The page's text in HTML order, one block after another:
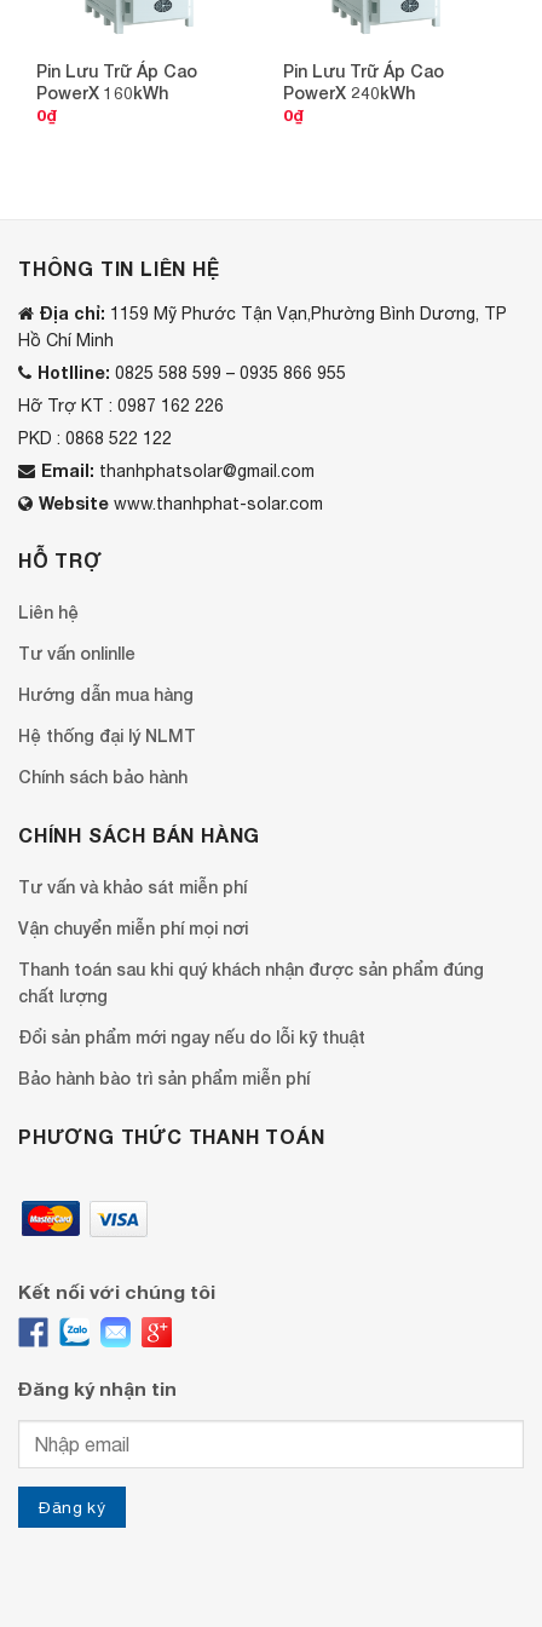
Pin Lưu Trữ Áp Cao
PowerX 160kWh
0₫
Pin Lưu Trữ Áp Cao
PowerX 240kWh
0₫
THÔNG TIN LIÊN HỆ
Địa chỉ: 1159 Mỹ Phước Tận Vạn,Phường Bình Dương, TP
Hồ Chí Minh
Hotlline: 0825 588 599 – 0935 866 955
Hỡ Trợ KT : 0987 162 226
PKD : 0868 522 122
Email: thanhphatsolar@gmail.com
Website www.thanhphat-solar.com
HỖ TRỢ
Liên hệ
Tư vấn onlinlle
Hướng dẫn mua hàng
Hệ thống đại lý NLMT
Chính sách bảo hành
CHÍNH SÁCH BÁN HÀNG
Tư vấn và khảo sát miễn phí
Vận chuyển miễn phí mọi nơi
Thanh toán sau khi quý khách nhận được sản phẩm đúng
chất lượng
Đổi sản phẩm mới ngay nếu do lỗi kỹ thuật
Bảo hành bào trì sản phẩm miễn phí
PHƯƠNG THỨC THANH TOÁN
Kết nối với chúng tôi
Đăng ký nhận tin